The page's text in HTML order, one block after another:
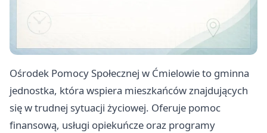
Ośrodek Pomocy Społecznej w Ćmielowie to gminna
jednostka, która wspiera mieszkańców znajdujących
się w trudnej sytuacji życiowej. Oferuje pomoc
finansową, usługi opiekuńcze oraz programy